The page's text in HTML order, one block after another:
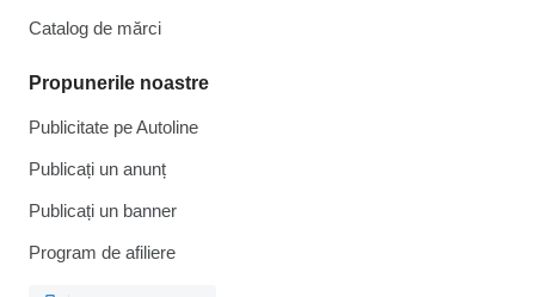
Catalog de mărcі
Propunerile noastre
Publicitate pe Autoline
Publicați un anunț
Publicați un banner
Program de afiliere